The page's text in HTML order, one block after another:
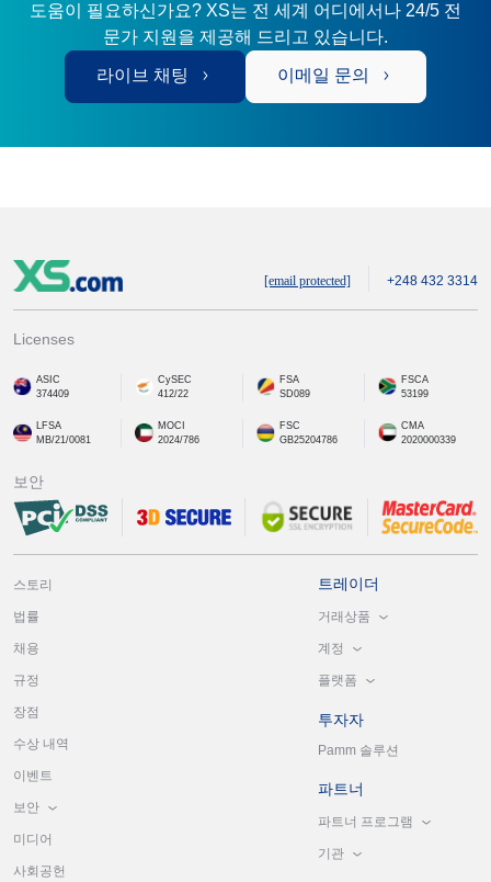
도움이 필요하신가요? XS는 전 세계 어디에서나 24/5 전
문가 지원을 제공해 드리고 있습니다.
라이브 채팅 이메일 문의
[email protected] +248 432 3314
Licenses
ASIC
374409
CySEC
412/22
FSA
SD089
FSCA
53199
LFSA
MB/21/0081
MOCI
2024/786
FSC
GB25204786
CMA
2020000339
보안
스토리
법률
채용
규정
장점
수상 내역
이벤트
보안
미디어
사회공헌
트레이더
거래상품
계정
플랫폼
투자자
Pamm 솔루션
파트너
파트너 프로그램
기관